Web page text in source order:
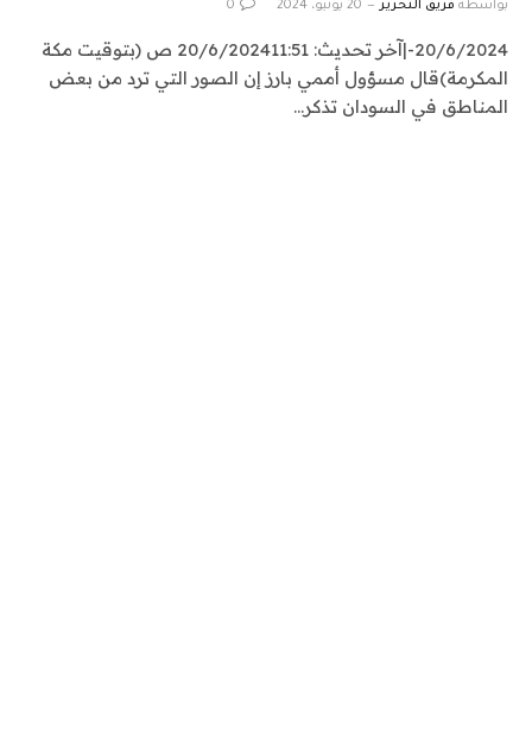
بواسطة فريق التحرير 20 يونيو، 2024 0
20/6/2024-|آخر تحديث: 20/6/202411:51 ص (بتوقيت مكة
المكرمة)قال مسؤول أممي بارز إن الصور التي ترد من بعض
المناطق في السودان تذكر…